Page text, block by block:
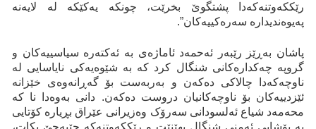
رێککەوتنەکەدا پشتگوێ بخرێت، چونکە یەکێکە لە لایەنە
پەیوەندیدارە سەرەکییەکان”.
پاشان بەڕێز رێبەر ئەحمەد ئاماژەی بە ئەکتەرە سیاسییەکان و
گروپە چەکدارەکانی شنگال کرد کە بە شێوەیەکی نایاسایی لە
ناوچەکەدا چالاکی دەکەن و بەربەست بۆ گەڕانەوەی خێزانە
ئێزدییەکان بۆ ناوچەکانیان دروست دەکەن. دانى بەوەدا نا کە
محەمەد شیاع ئەلسودانى سەرۆک وەزیرانى عێراق بڕیارە کۆتایی
بە بۆشایی ئەمنى شنگال بهێنێت و رێککەوتنەکە جێبەجێ بکات،